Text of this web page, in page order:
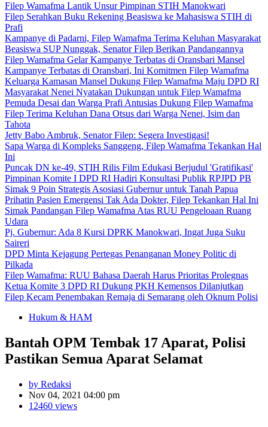
Filep Wamafma Lantik Unsur Pimpinan STIH Manokwari
Filep Serahkan Buku Rekening Beasiswa ke Mahasiswa STIH di
Prafi
Kampanye di Padarni, Filep Wamafma Terima Keluhan Masyarakat
Beasiswa SUP Nunggak, Senator Filep Berikan Pandangannya
Filep Wamafma Gelar Kampanye Terbatas di Oransbari Mansel
Kampanye Terbatas di Oransbari, Ini Komitmen Filep Wamafma
Keluarga Kamasan Mansel Dukung Filep Wamafma Maju DPD RI
Masyarakat Nenei Nyatakan Dukungan untuk Filep Wamafma
Pemuda Desai dan Warga Prafi Antusias Dukung Filep Wamafma
Filep Terima Keluhan Dana Otsus dari Warga Nenei, Isim dan
Tahota
Jetty Babo Ambruk, Senator Filep: Segera Investigasi!
Sapa Warga di Kompleks Sanggeng, Filep Wamafma Tekankan Hal
Ini
Puncak DN ke-49, STIH Rilis Film Edukasi Berjudul 'Gratifikasi'
Pimpinan Komite I DPD RI Hadiri Konsultasi Publik RPJPD PB
Simak 9 Poin Strategis Asosiasi Gubernur untuk Tanah Papua
Prihatin Pasien Emergensi Tak Ada Dokter, Filep Tekankan Hal Ini
Simak Pandangan Filep Wamafma Atas RUU Pengeloaan Ruang
Udara
Pj. Gubernur: Ada 8 Kursi DPRK Manokwari, Ingat Juga Suku
Saireri
DPD Minta Kejagung Pertegas Penanganan Money Politic di
Pilkada
Filep Wamafma: RUU Bahasa Daerah Harus Prioritas Prolegnas
Ketua Komite 3 DPD RI Dukung PKH Kemensos Dilanjutkan
Filep Kecam Penembakan Remaja di Semarang oleh Oknum Polisi
Hukum & HAM
Bantah OPM Tembak 17 Aparat, Polisi
Pastikan Semua Aparat Selamat
by Redaksi
Nov 04, 2021 04:00 pm
12460 views